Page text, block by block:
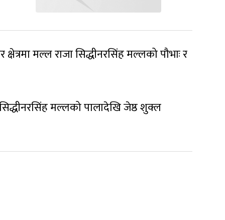
मल्ल राजा सिद्धीनरसिंह मल्लको पौभाः र
मल्लको पालादेखि जेष्ठ शुक्ल